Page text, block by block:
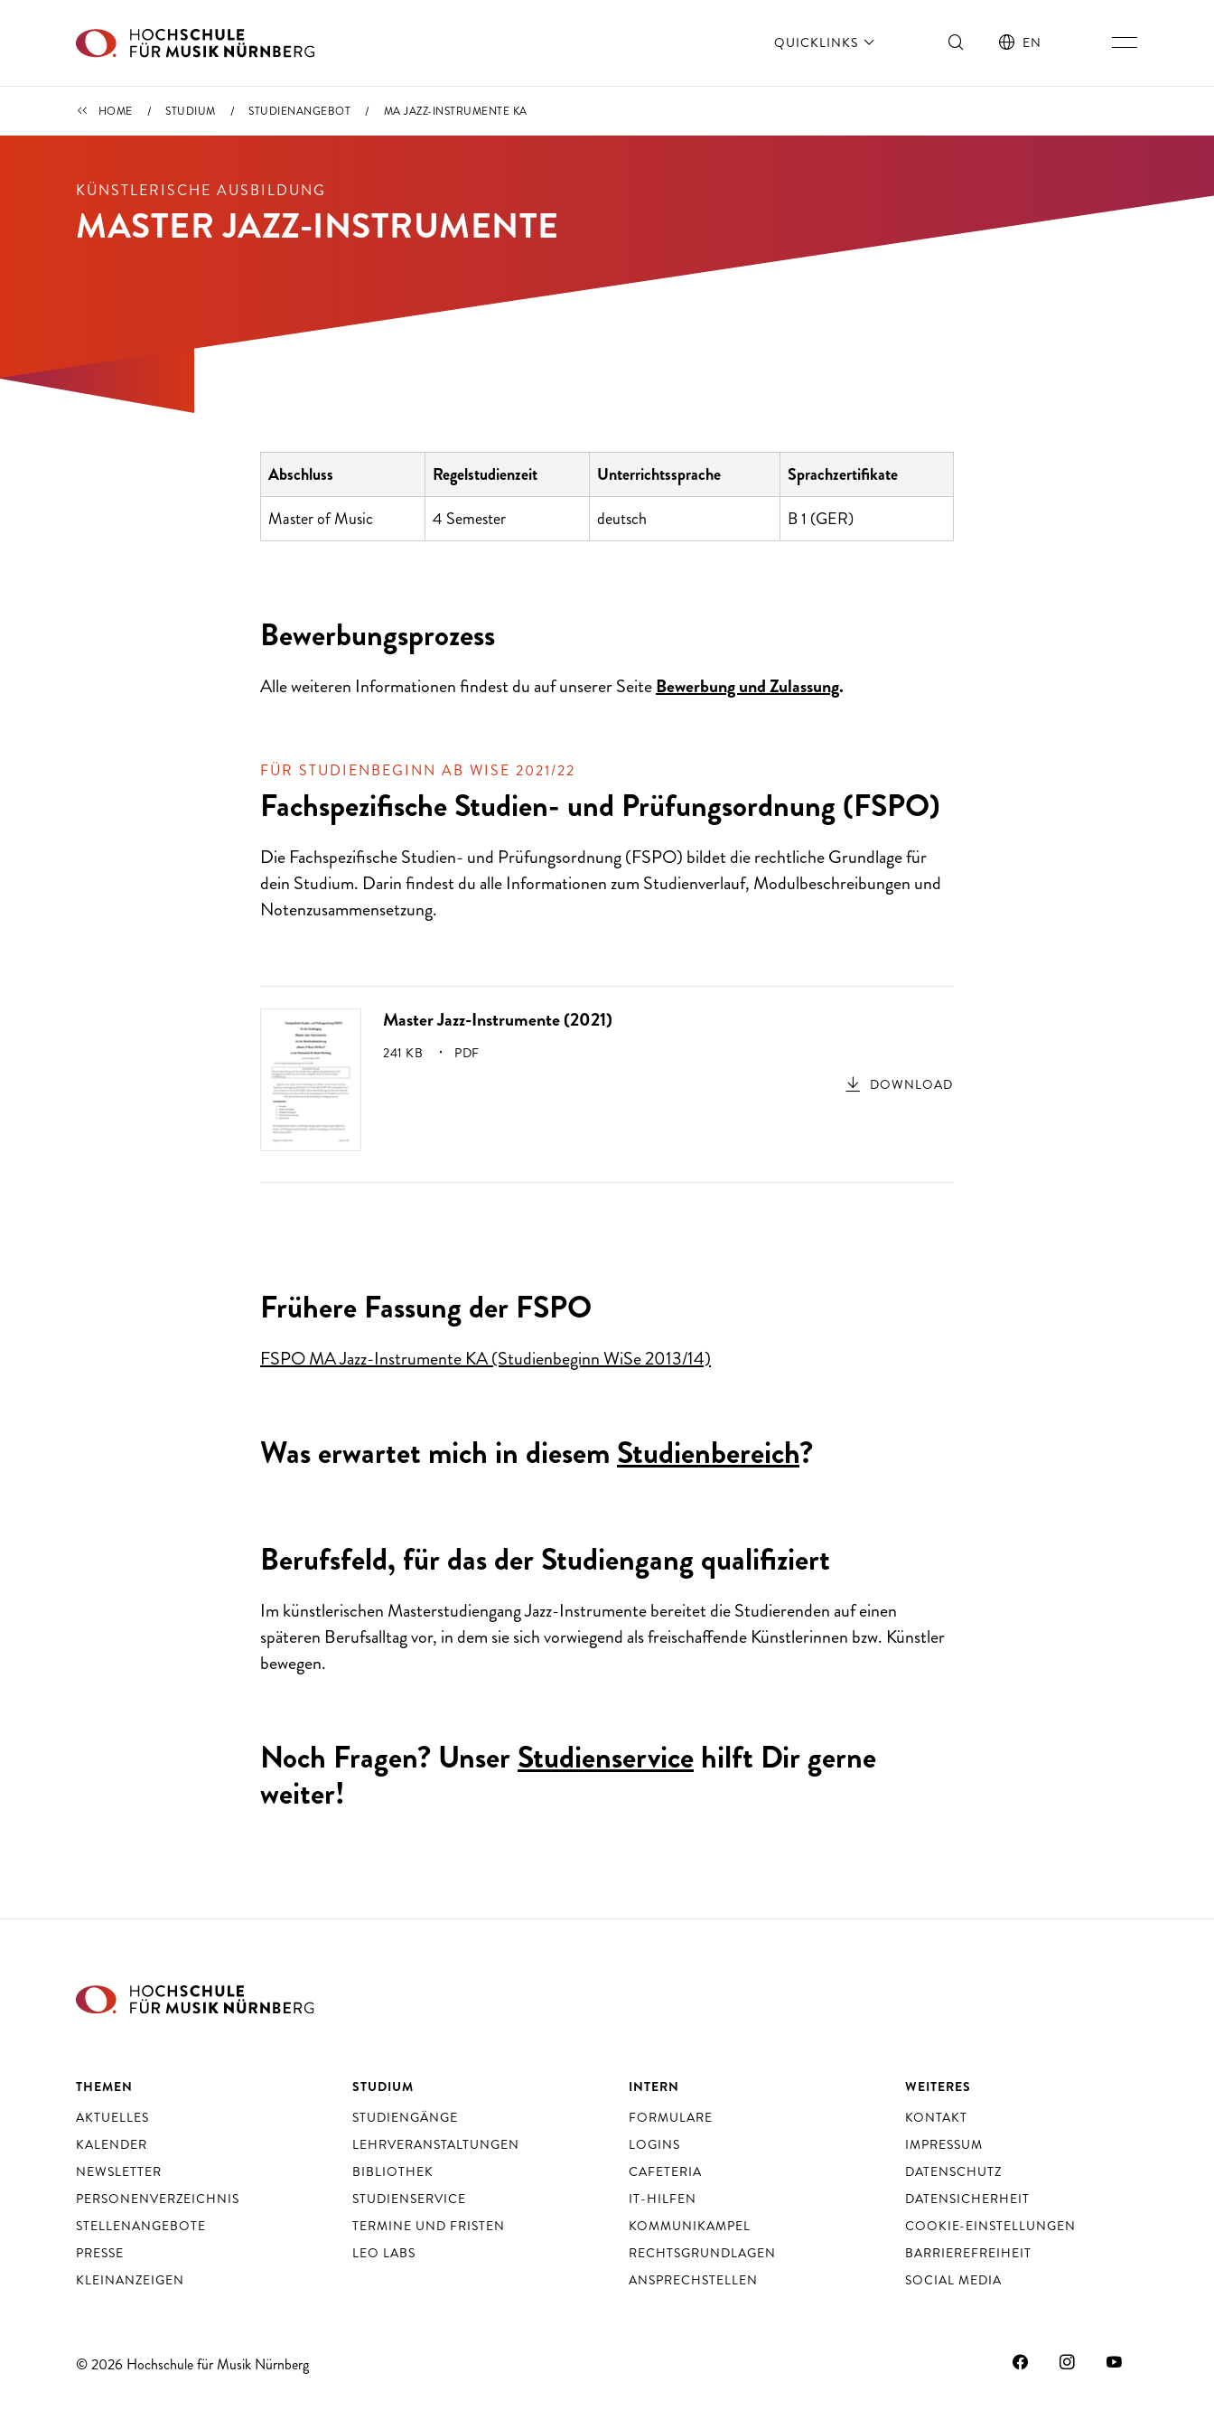
QUICKLINKS EN
STUDIENANGEBOT
HOME STUDIUM STUDIENANGEBOT MA JAZZ-INSTRUMENTE KA
KÜNSTLERISCHE AUSBILDUNG
MASTER JAZZ-INSTRUMENTE
Abschluss Regelstudienzeit Unterrichtssprache
Sprachzertifikate
Master of Music
4 Semester deutsch B 1 (GER)
Bewerbungsprozess
Alle weiteren Informationen findest du auf unserer SeiteBewerbung und Zulassung.
FÜR STUDIENBEGINN AB WISE 2021/22
Fachspezifische Studien- und Prüfungsordnung (FSPO)
Die Fachspezifische Studien- und Prüfungsordnung (FSPO) bildet die rechtliche Grundlage für
dein Studium. Darin findest du alle Informationen zum Studienverlauf, Modulbeschreibungen und
Notenzusammensetzung.
Master Jazz-Instrumente (2021)
GRÖSSE:
241 KB
PDF
DOWNLOAD
Frühere Fassung der FSPO
FSPO MA Jazz-Instrumente KA (Studienbeginn WiSe 2013/14)
Was erwartet mich in diesemStudienbereich?
Berufsfeld, für das der Studiengang qualifiziert
Im künstlerischen Masterstudiengang Jazz-Instrumente bereitet die Studierenden auf einen
späteren Berufsalltag vor, in dem sie sich vorwiegend als freischaffende Künstlerinnen bzw. Künstler
bewegen.
Noch Fragen? UnserStudienservice hilft Dir gerne
weiter!
THEMEN
AKTUELLES
KALENDER
NEWSLETTER
PERSONENVERZEICHNIS
STELLENANGEBOTE
PRESSE
KLEINANZEIGEN
STUDIUM
STUDIENGÄNGE
LEHRVERANSTALTUNGEN
BIBLIOTHEK
STUDIENSERVICE
TERMINE UND FRISTEN
LEO LABS
INTERN
FORMULARE
LOGINS
CAFETERIA
IT-HILFEN
KOMMUNIKAMPEL
RECHTSGRUNDLAGEN
ANSPRECHSTELLEN
WEITERES
KONTAKT
IMPRESSUM
DATENSCHUTZ
DATENSICHERHEIT
COOKIE-EINSTELLUNGEN
BARRIEREFREIHEIT
SOCIAL MEDIA
© 2026 Hochschule für Musik Nürnberg